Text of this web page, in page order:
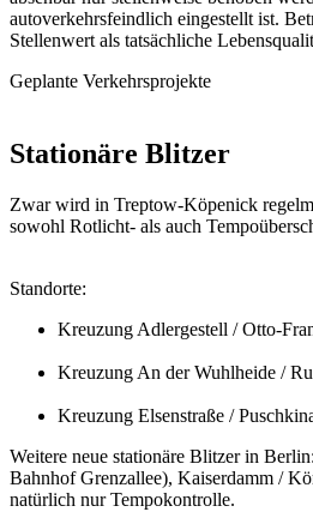
autoverkehrsfeindlich eingestellt ist.
Stellenwert als tatsächliche
Geplante Verkehrsprojekte
Stationäre Blitzer
Zwar wird in Treptow-Köpenick
sowohl Rotlicht- als auch
Standorte:
Kreuzung Adlergestell / Otto-
Kreuzung An der Wuhlheide /
Kreuzung Elsenstraße /
Weitere neue stationäre Blitzer in
Bahnhof Grenzallee), Kaiserdamm /
natürlich nur Tempokontrolle.